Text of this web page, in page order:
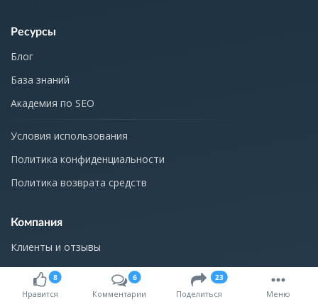
8
Нравится
6
Комментарии
23
Поделиться Меню
Ресурсы
Блог
База знаний
Академия по SEO
Условия использования
Политика конфиденциальности
Политика возврата средств
Компания
Клиенты и отзывы
Бонусы от партнёров
Упоминания в СМИ